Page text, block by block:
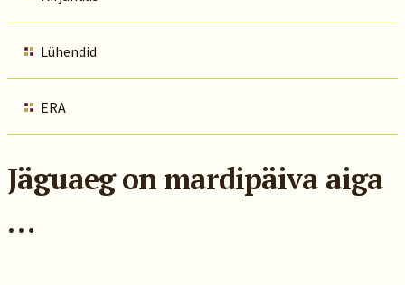
Lühendid
ERA
Jäguaeg on mardipäiva aiga
…